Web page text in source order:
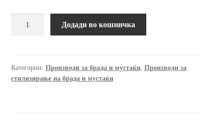
брада
и
Додади во кошничка
Категории: Производи за брада и мустаќи, Производи за
стилизирање на брада и мустаќи